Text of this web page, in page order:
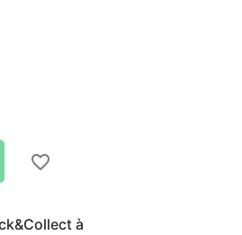
favorite_border
à